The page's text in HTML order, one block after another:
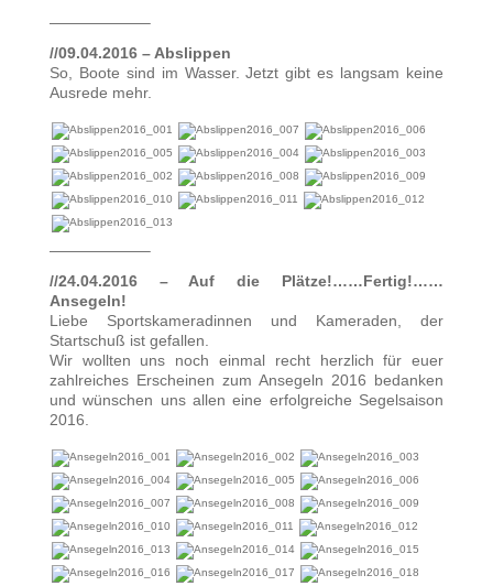
——————–
//09.04.2016 – Abslippen
So, Boote sind im Wasser. Jetzt gibt es langsam keine
Ausrede mehr.
——————–
//24.04.2016 – Auf die Plätze!……Fertig!……
Ansegeln!
Liebe Sportskameradinnen und Kameraden, der
Startschuß ist gefallen.
Wir wollten uns noch einmal recht herzlich für euer
zahlreiches Erscheinen zum Ansegeln 2016 bedanken
und wünschen uns allen eine erfolgreiche Segelsaison
2016.